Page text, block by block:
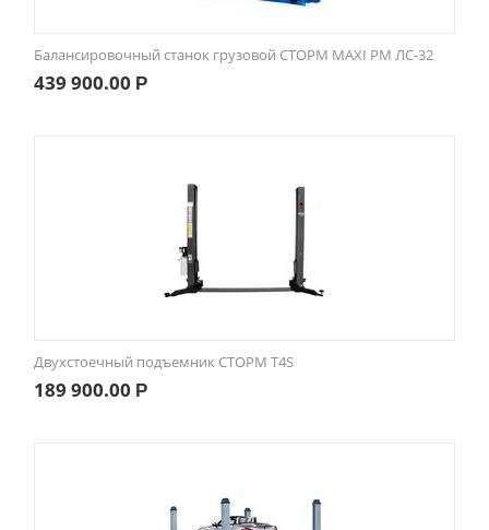
Балансировочный станок грузовой СТОРМ MAXI PM ЛС-32
439 900.00 Р
Двухстоечный подъемник СТОРМ T4S
189 900.00 Р